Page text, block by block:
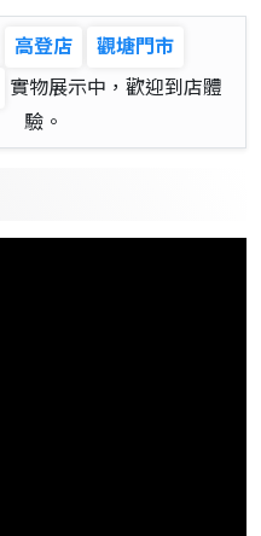
高登店
觀塘門市
實物展示中，歡迎到店體
驗。